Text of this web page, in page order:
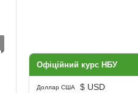
Офіційний курс НБУ
Доллар США $ USD